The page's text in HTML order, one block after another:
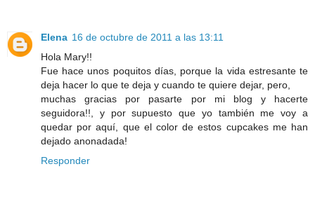
Elena 16 de octubre de 2011 a las 13:11
Hola Mary!!
Fue hace unos poquitos días, porque la vida estresante te
deja hacer lo que te deja y cuando te quiere dejar, pero,
muchas gracias por pasarte por mi blog y hacerte
seguidora!!, y por supuesto que yo también me voy a
quedar por aquí, que el color de estos cupcakes me han
dejado anonadada!
Responder